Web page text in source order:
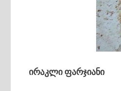
ირაკლი ფარჯიანი